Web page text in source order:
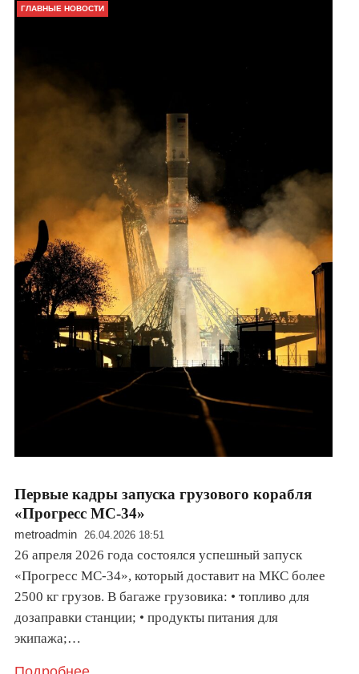
ГЛАВНЫЕ НОВОСТИ
Первые кадры запуска грузового корабля
«Прогресс МС-34»
metroadmin 26.04.2026 18:51
26 апреля 2026 года состоялся успешный запуск
«Прогресс МС-34», который доставит на МКС более
2500 кг грузов. В багаже грузовика: • топливо для
дозаправки станции; • продукты питания для
экипажа;…